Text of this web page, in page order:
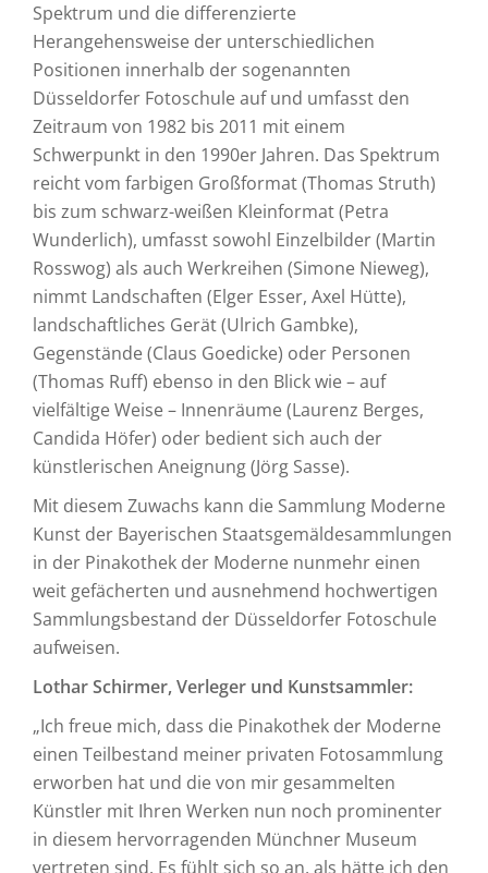
Spektrum und die differenzierte
Herangehensweise der unterschiedlichen
Positionen innerhalb der sogenannten
Düsseldorfer Fotoschule auf und umfasst den
Zeitraum von 1982 bis 2011 mit einem
Schwerpunkt in den 1990er Jahren. Das Spektrum
reicht vom farbigen Großformat (Thomas Struth)
bis zum schwarz-weißen Kleinformat (Petra
Wunderlich), umfasst sowohl Einzelbilder (Martin
Rosswog) als auch Werkreihen (Simone Nieweg),
nimmt Landschaften (Elger Esser, Axel Hütte),
landschaftliches Gerät (Ulrich Gambke),
Gegenstände (Claus Goedicke) oder Personen
(Thomas Ruff) ebenso in den Blick wie – auf
vielfältige Weise – Innenräume (Laurenz Berges,
Candida Höfer) oder bedient sich auch der
künstlerischen Aneignung (Jörg Sasse).
Mit diesem Zuwachs kann die Sammlung Moderne
Kunst der Bayerischen Staatsgemäldesammlungen
in der Pinakothek der Moderne nunmehr einen
weit gefächerten und ausnehmend hochwertigen
Sammlungsbestand der Düsseldorfer Fotoschule
aufweisen.
Lothar Schirmer, Verleger und Kunstsammler:
„Ich freue mich, dass die Pinakothek der Moderne
einen Teilbestand meiner privaten Fotosammlung
erworben hat und die von mir gesammelten
Künstler mit Ihren Werken nun noch prominenter
in diesem hervorragenden Münchner Museum
vertreten sind. Es fühlt sich so an, als hätte ich den